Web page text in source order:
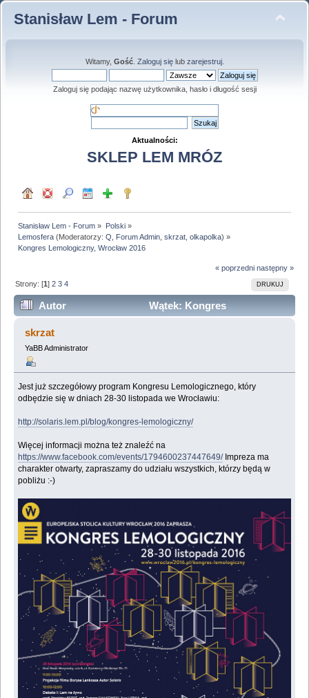
Stanisław Lem - Forum
Witamy, Gość. Zaloguj sięlub zarejestruj.
Zaloguj się podając nazwę użytkownika, hasło i długość sesji
Aktualności:
SKLEP LEM MRÓZ
Stanisław Lem - Forum » Polski»
Lemosfera (Moderatorzy:Q Forum Admin ,skrzat ,olkapolka) »
Kongres Lemologiczny, Wrocław 2016
« poprzedni następny »
DRUKUJ
Strony: [1]2 3 4
Autor
Wątek: Kongres
Lemologiczny, Wrocław 2016 (Przeczytany 147415
razy)
skrzat
YaBB Administrator
Jest już szczegółowy program Kongresu Lemologicznego, który
odbędzie się w dniach 28-30 listopada we Wrocławiu:
http://solaris.lem.pl/blog/kongres-lemologiczny/
Więcej informacji można też znaleźć na
https://www.facebook.com/events/1794600237447649/Impreza ma
charakter otwarty, zapraszamy do udziału wszystkich, którzy będą w
pobliżu :-)